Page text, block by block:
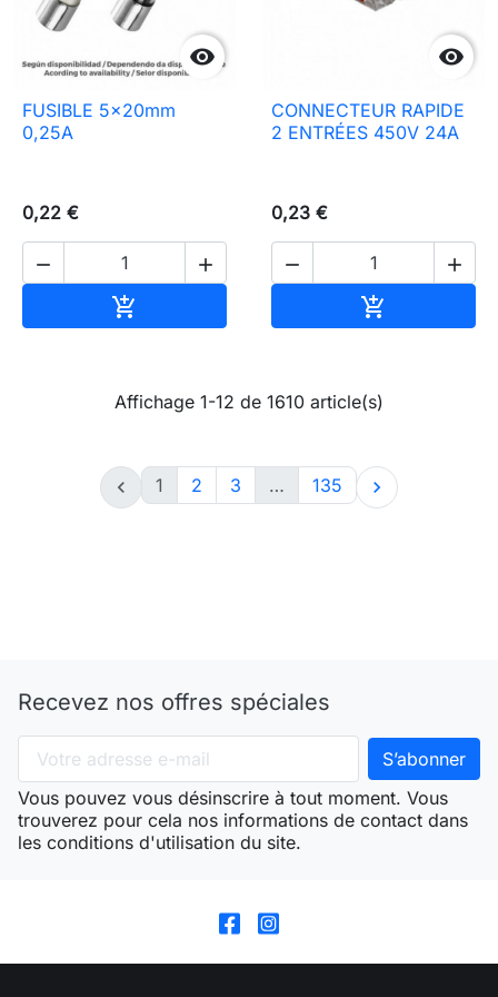

FUSIBLE 5x20mm
0,25A
0,22 €
 


CONNECTEUR RAPIDE
2 ENTRÉES 450V 24A
0,23 €
 

Affichage 1-12 de 1610 article(s)
 1 2 3 … 135 
Recevez nos offres spéciales
Vous pouvez vous désinscrire à tout moment. Vous
trouverez pour cela nos informations de contact dans
les conditions d'utilisation du site.